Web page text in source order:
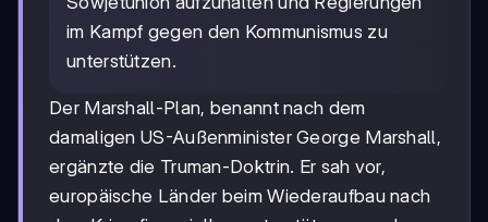
im Kampf gegen den Kommunismus zu
unterstützen.
Der Marshall-Plan, benannt nach dem
damaligen US-Außenminister George Marshall,
ergänzte die Truman-Doktrin. Er sah vor,
europäische Länder beim Wiederaufbau nach